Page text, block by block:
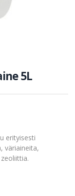
5L
erityisesti
väriaineita,